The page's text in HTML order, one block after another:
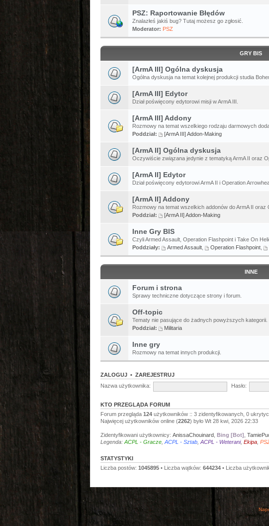
PSZ: Raportowanie Błędów
Znalazłeś jakiś bug? Tutaj możesz go zgłosić.
Moderator: PSZ
GRY BIS
[ArmA III] Ogólna dyskusja
Ogólna dyskusja na temat kolejnej produkcji studia
[ArmA III] Edytor
Dział poświęcony edytorowi misji w ArmA III.
[ArmA III] Addony
Rozmowy na temat wszelkiego rodzaju darmowych
Poddział:
[ArmA III] Addon-Making
[ArmA II] Ogólna dyskusja
Oczywiście związana jedynie z tematyką ArmA II oraz
[ArmA II] Edytor
Dział poświęcony edytorowi ArmA II i Operation
[ArmA II] Addony
Rozmowy na temat wszelkich addonów do ArmA II oraz
Poddział:
[ArmA II] Addon-Making
Inne Gry BIS
Czyli Armed Assault, Operation Flashpoint i Take On
Poddziały:
Armed Assault Operation Flashpoint
INNE
Forum i strona
Sprawy techniczne dotyczące strony i forum.
Off-topic
Tematy nie pasujące do żadnych powyższych kategorii.
Poddział:
Militaria
Inne gry
Rozmowy na temat innych produkcji.
ZALOGUJ • ZAREJESTRUJ
Nazwa użytkownika:
Hasło:
KTO PRZEGLĄDA FORUM
Forum przegląda 124 użytkowników :: 3 zidentyfikowanych, 0
Najwięcej użytkowników online (2262) było Wt 28 kwi, 2026 22:33
Zidentyfikowani użytkownicy: AnissaChouinard Bing [Bot]
Legenda: ACPL - Gracze ACPL - Sztab ACPL - Weterani, Ekipa
STATYSTYKI
Liczba postów: 1045895 • Liczba wątków: 644234 • Liczba